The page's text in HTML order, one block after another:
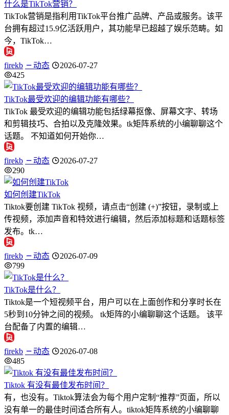
什么是TikTok营销？
TikTok营销是指利用TikTok平台推广品牌、产品或服务。该平
台拥有超过15.9亿活跃用户，其功能早已超越了娱乐范畴。如
今，TikTok…
firekb 动态
2026-07-27
425
TikTok最受欢迎的编辑功能有哪些？
TikTok 最受欢迎的编辑功能包括绿幕抠像、屏幕文字、转场
和剪辑技巧、合拍以及克隆效果。tk矩阵系统的小编聊聊这个
话题。 不知道如何开始你…
firekb 动态
2026-07-27
290
如何创建TikTok
Tiktok要创建 TikTok 视频，请点击“创建 (+)”按钮，录制或上
传视频，添加声音和特效进行编辑，然后添加标题和话题标签
发布。tk…
firekb 动态
2026-07-09
799
TikTok是什么？
Tiktok是一个短视频平台，用户可以在上面创作和分享时长在
5秒到10分钟之间的视频。 tk矩阵的小编聊聊这个话题。 该平
台配备了内置的编辑…
firekb 动态
2026-07-08
485
Tiktok 有没有最佳发布时间？
有，也没有。Tiktok算法会为每个用户定制“推荐”页面，所以
没有单一的最佳时间适合所有人。tiktok矩阵系统的小编聊聊